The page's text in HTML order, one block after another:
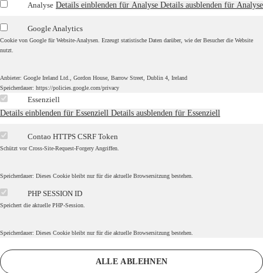
Analyse Details einblenden für Analyse Details ausblenden für Analyse
Google Analytics
Cookie von Google für Website-Analysen. Erzeugt statistische Daten darüber, wie der Besucher die Website
nutzt.
Anbieter: Google Ireland Ltd., Gordon House, Barrow Street, Dublin 4, Ireland
Speicherdauer: https://policies.google.com/privacy
Essenziell
Details einblenden für Essenziell Details ausblenden für Essenziell
Contao HTTPS CSRF Token
Schützt vor Cross-Site-Request-Forgery Angriffen.
Speicherdauer: Dieses Cookie bleibt nur für die aktuelle Browsersitzung bestehen.
PHP SESSION ID
Speichert die aktuelle PHP-Session.
Speicherdauer: Dieses Cookie bleibt nur für die aktuelle Browsersitzung bestehen.
ALLE ABLEHNEN